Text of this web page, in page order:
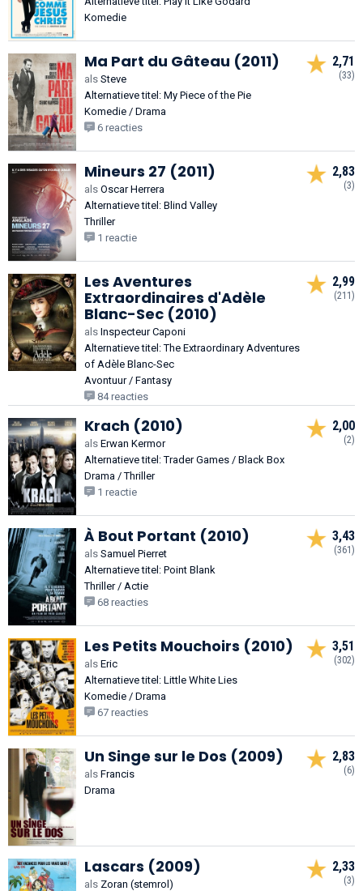
Komedie
Ma Part du Gâteau (2011)
als Steve
Alternatieve titel: My Piece of the Pie
Komedie / Drama
6 reacties
2,71
(33)
Mineurs 27 (2011)
als Oscar Herrera
Alternatieve titel: Blind Valley
Thriller
1 reactie
2,83
(3)
Les Aventures
Extraordinaires d'Adèle
Blanc-Sec (2010)
als Inspecteur Caponi
Alternatieve titel: The Extraordinary Adventures
of Adèle Blanc-Sec
Avontuur / Fantasy
84 reacties
2,99
(211)
Krach (2010)
als Erwan Kermor
Alternatieve titel: Trader Games / Black Box
Drama / Thriller
1 reactie
2,00
(2)
À Bout Portant (2010)
als Samuel Pierret
Alternatieve titel: Point Blank
Thriller / Actie
68 reacties
3,43
(361)
Les Petits Mouchoirs (2010)
als Eric
Alternatieve titel: Little White Lies
Komedie / Drama
67 reacties
3,51
(302)
Un Singe sur le Dos (2009)
als Francis
Drama
2,83
(6)
Lascars (2009)
als Zoran (stemrol)
2,33
(3)